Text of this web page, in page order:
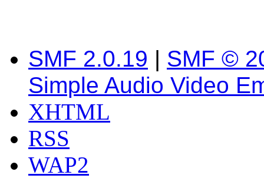
SMF 2.0.19 | SMF ©
Simple Audio Video
XHTML
RSS
WAP2